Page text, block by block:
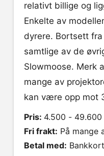
relativt billige og
Enkelte av
dyrere. Bortsett
samtlige av de
Slowmoose. Merk
mange av
kan være opp mot
Pris: 4.500 - 49.600
Fri frakt: På mange
Betal med: